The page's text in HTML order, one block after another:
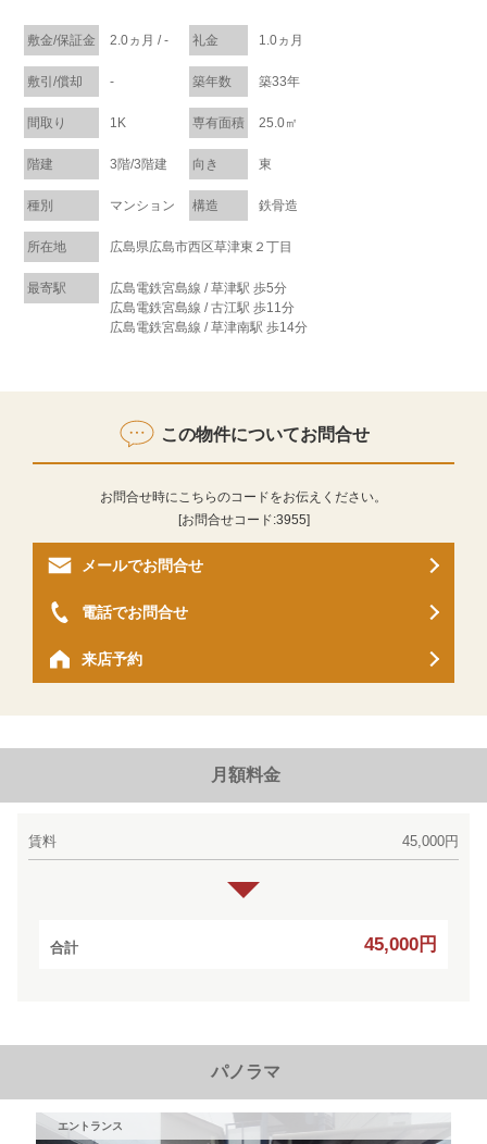
敷金/保証金 2.0ヵ月 / - 礼金 1.0ヵ月
敷引/償却 - 築年数 築33年
間取り 1K 専有面積 25.0㎡
階建 3階/3階建 向き 東
種別 マンション 構造 鉄骨造
所在地 広島県広島市西区草津東２丁目
最寄駅
広島電鉄宮島線 / 草津駅 歩5分
広島電鉄宮島線 / 古江駅 歩11分
広島電鉄宮島線 / 草津南駅 歩14分
この物件についてお問合せ
お問合せ時にこちらのコードをお伝えください。
[お問合せコード:3955]
メールでお問合せ
来店予約
電話でお問合せ
月額料金
賃料 45,000円
合計 45,000円
パノラマ
エントランス